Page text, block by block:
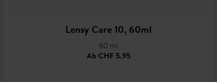
Lensy Care 10, 60ml
60 ml
AbCHF 5.95